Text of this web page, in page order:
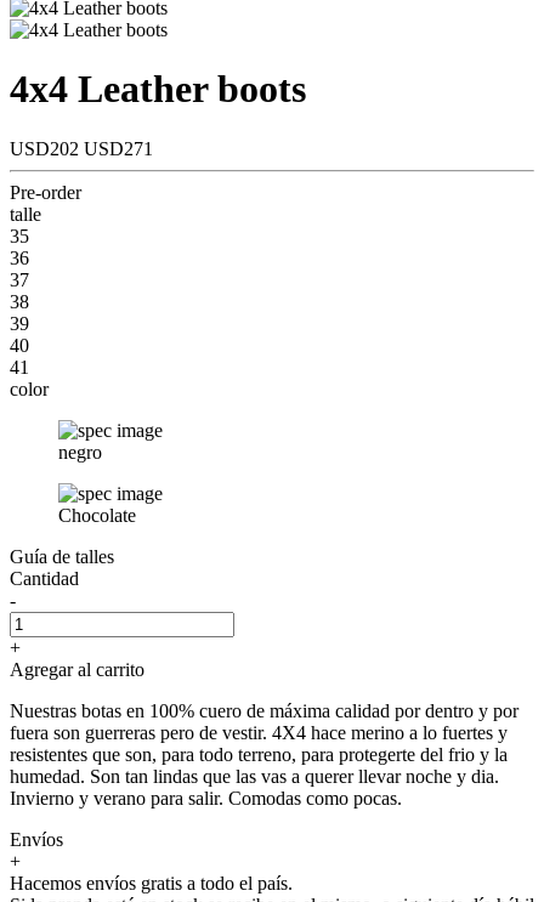
4x4 Leather boots
USD202 USD271
Pre-order
talle
35
36
37
38
39
40
41
color
negro
Chocolate
Guía de talles
Cantidad
-
+
Agregar al carrito
Nuestras botas en 100% cuero de máxima calidad por dentro y por
fuera son guerreras pero de vestir. 4X4 hace merino a lo fuertes y
resistentes que son, para todo terreno, para protegerte del frio y la
humedad. Son tan lindas que las vas a querer llevar noche y dia.
Invierno y verano para salir. Comodas como pocas.
Envíos
+
Hacemos envíos gratis a todo el país.